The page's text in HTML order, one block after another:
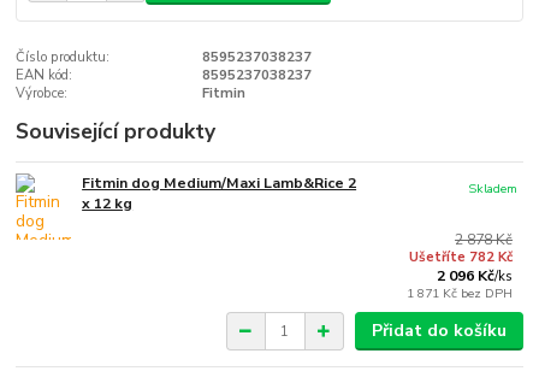
Číslo produktu:
8595237038237
EAN kód:
8595237038237
Výrobce:
Fitmin
Související produkty
Fitmin dog Medium/Maxi Lamb&Rice 2
x 12 kg
2 878 Kč
Ušetříte 782 Kč
2 096 Kč/ks
1 871 Kč bez DPH
Skladem
Přidat do košíku